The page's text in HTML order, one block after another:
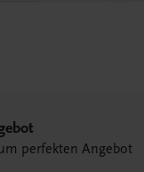
perfekten Angebot